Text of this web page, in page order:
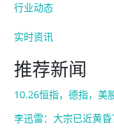
关于我们
行业动态
实时资讯
推荐新闻
10.26恒指，德指，美
李迅雷：大宗已近黄